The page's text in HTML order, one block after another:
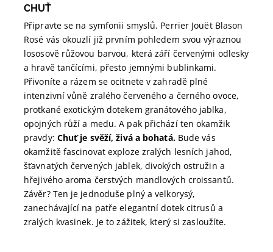
CHUŤ
Připravte se na symfonii smyslů. Perrier Jouët Blason
Rosé vás okouzlí již prvním pohledem svou výraznou
lososově růžovou barvou, která září červenými odlesky
a hravě tančícími, přesto jemnými bublinkami.
Přivoníte a rázem se ocitnete v zahradě plné
intenzivní vůně zralého červeného a černého ovoce,
protkané exotickým dotekem granátového jablka,
opojných růží a medu. A pak přichází ten okamžik
pravdy: Chuť je svěží, živá a bohatá.Bude vás
okamžitě fascinovat exploze zralých lesních jahod,
šťavnatých červených jablek, divokých ostružin a
hřejivého aroma čerstvých mandlových croissantů.
Závěr? Ten je jednoduše plný a velkorysý,
zanechávající na patře elegantní dotek citrusů a
zralých kvasinek. Je to zážitek, který si zasloužíte.